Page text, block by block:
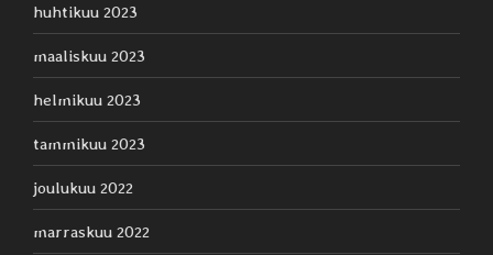
huhtikuu 2023
maaliskuu 2023
helmikuu 2023
tammikuu 2023
joulukuu 2022
marraskuu 2022